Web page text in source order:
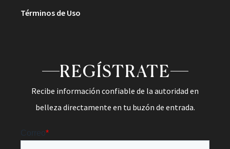
Términos de Uso
REGÍSTRATE
Recibe información confiable de la autoridad en
belleza directamente en tu buzón de entrada.